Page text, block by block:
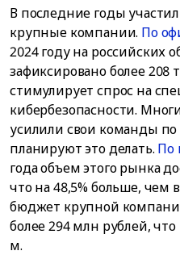
В последние годы
крупные компании. По
2024 году на российских
зафиксировано более
стимулирует спрос на
кибербезопасности.
усилили свои команды по
планируют это делать. По
года объем этого рынка
что на 48,5% больше, чем
бюджет крупной
более 294 млн рублей,
м.